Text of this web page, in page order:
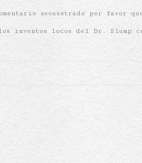
secuestrado por favor
inventos locos del Dr. Slump